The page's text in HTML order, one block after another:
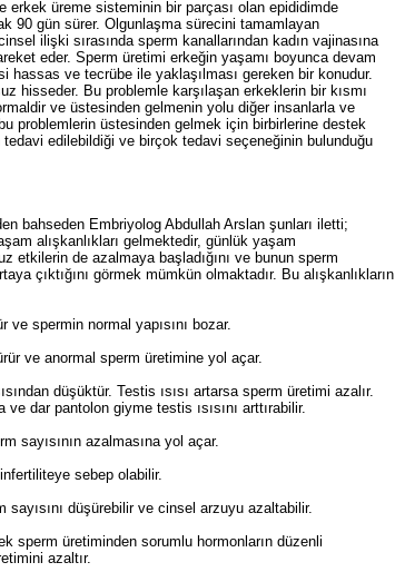
üreme sisteminin bir parçası olan epididimde
90 gün sürer. Olgunlaşma sürecini tamamlayan
ilişki sırasında sperm kanallarından kadın vajinasına
eder. Sperm üretimi erkeğin yaşamı boyunca devam
hassas ve tecrübe ile yaklaşılması gereken bir konudur.
hisseder. Bu problemle karşılaşan erkeklerin bir kısmı
ve üstesinden gelmenin yolu diğer insanlarla ve
problemlerin üstesinden gelmek için birbirlerine destek
tedavi edilebildiği ve birçok tedavi seçeneğinin bulunduğu
bahseden Embriyolog Abdullah Arslan şunları iletti;
alışkanlıkları gelmektedir, günlük yaşam
etkilerin de azalmaya başladığını ve bunun sperm
çıktığını görmek mümkün olmaktadır. Bu alışkanlıkların
spermin normal yapısını bozar.
ve anormal sperm üretimine yol açar.
düşüktür. Testis ısısı artarsa sperm üretimi azalır.
dar pantolon giyme testis ısısını arttırabilir.
sayısının azalmasına yol açar.
sebep olabilir.
sayısını düşürebilir ve cinsel arzuyu azaltabilir.
sperm üretiminden sorumlu hormonların düzenli
azaltır.